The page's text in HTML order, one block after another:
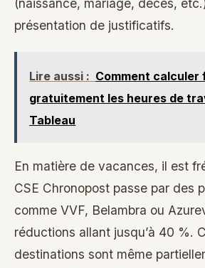
(naissance, mariage, décès,
présentation de justificatifs.
Lire aussi : Comment calculer
gratuitement les heures de
Tableau
En matière de vacances, il est
CSE Chronopost passe par des
comme VVF, Belambra ou
réductions allant jusqu’à 40 %.
destinations sont même